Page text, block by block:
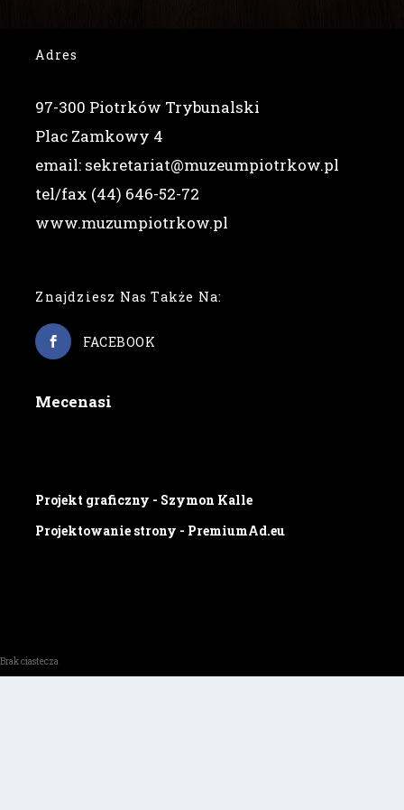
Adres
97-300 Piotrków Trybunalski
Plac Zamkowy 4
email: sekretariat@muzeumpiotrkow.pl
tel/fax (44) 646-52-72
www.muzumpiotrkow.pl
Znajdziesz Nas Także Na:
FACEBOOK
Mecenasi
Projekt graficzny - Szymon Kalle
Projektowanie strony - PremiumAd.eu
Brak ciastecza